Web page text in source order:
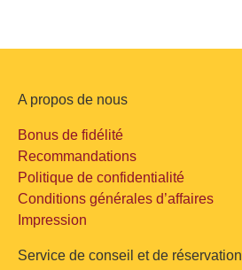
A propos de nous
Bonus de fidélité
Recommandations
Politique de confidentialité
Conditions générales d’affaires
Impression
Service de conseil et de réservation